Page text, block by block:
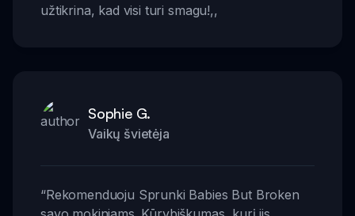
užtikrina, kad visi turi smagu!,,
Sophie G.
Vaikų švietėja
“Rekomenduoju Sprunki Babies But Broken